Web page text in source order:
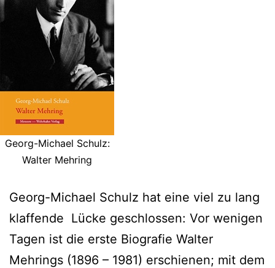
Georg-Michael Schulz:
Walter Mehring
Georg-Michael Schulz hat eine viel zu lang
klaffende Lücke geschlossen: Vor wenigen
Tagen ist die erste Biografie Walter
Mehrings (1896 – 1981) erschienen; mit dem